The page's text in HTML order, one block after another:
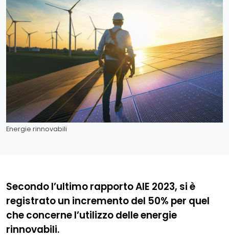
Energie rinnovabili
Secondo l’ultimo rapporto AIE 2023, si è
registrato un incremento del 50% per quel
che concerne l’utilizzo delle energie
rinnovabili.